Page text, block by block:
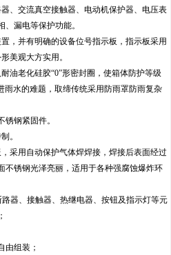
、交流真空接触器、电动机保护器、电压表
漏电等保护功能。
，并有明确的设备位号指示板，指示板采用
美观大方实用。
油老化硅胶“0”形密封圈，使箱体防护等级
雨水的难题，取缔传统采用防雨罩防雨复杂
锈钢紧固件。
。
采用自动保护气体焊焊接，焊接后表面经过
不锈钢光泽亮丽，适用于各种强腐蚀爆炸环
器、接触器、热继电器、按钮及指示灯等元
由组装；